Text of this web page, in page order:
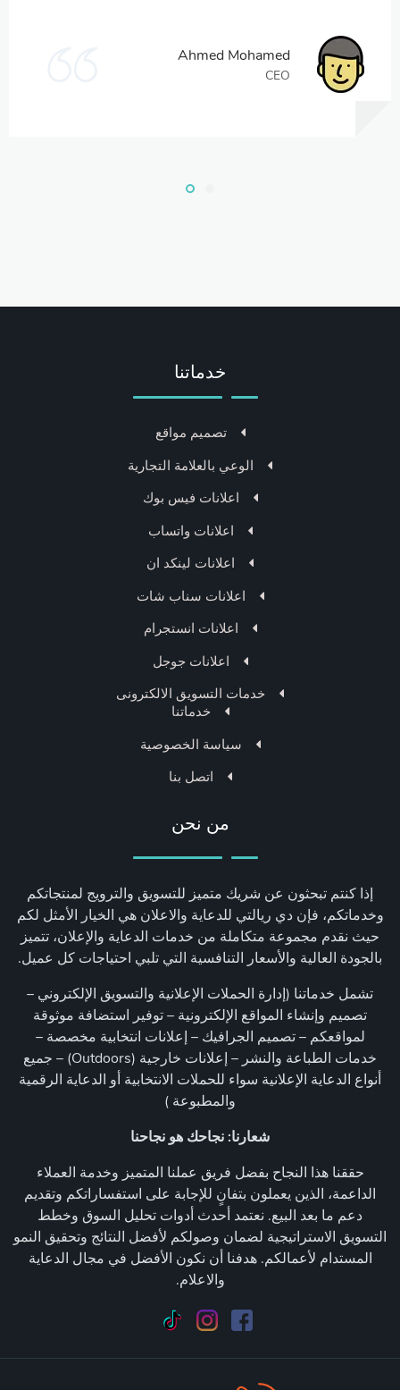
Ahmed Mohamed
CEO
من نحن
إذا كنتم تبحثون عن شريك متميز للتسويق والترويج لمنتجاتكم
وخدماتكم، فإن دي ريالتي للدعاية والاعلان هي الخيار الأمثل لكم
حيث نقدم مجموعة متكاملة من خدمات الدعاية والإعلان، تتميز
بالجودة العالية والأسعار التنافسية التي تلبي احتياجات كل عميل.
تشمل خدماتنا (إدارة الحملات الإعلانية والتسويق الإلكتروني –
تصميم وإنشاء المواقع الإلكترونية – توفير استضافة موثوقة
لمواقعكم – تصميم الجرافيك – إعلانات انتخابية مخصصة –
خدمات الطباعة والنشر – إعلانات خارجية (Outdoors) – جميع
أنواع الدعاية الإعلانية سواء للحملات الانتخابية أو الدعاية الرقمية
والمطبوعة )
شعارنا: نجاحك هو نجاحنا
حققنا هذا النجاح بفضل فريق عملنا المتميز وخدمة العملاء
الداعمة، الذين يعملون بتفانٍ للإجابة على استفساراتكم وتقديم
دعم ما بعد البيع. نعتمد أحدث أدوات تحليل السوق وخطط
التسويق الاستراتيجية لضمان وصولكم لأفضل النتائج وتحقيق النمو
المستدام لأعمالكم. هدفنا أن نكون الأفضل في مجال الدعاية
والاعلام.
خدماتنا
تصميم مواقع
الوعي بالعلامة التجارية
اعلانات فيس بوك
اعلانات واتساب
اعلانات لينكد ان
اعلانات سناب شات
اعلانات انستجرام
اعلانات جوجل
خدمات التسويق الالكترونى
خدماتنا
سياسة الخصوصية
اتصل بنا